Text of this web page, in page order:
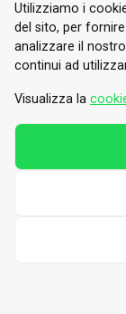
Utilizziamo i
del sito, per
analizzare il
continui ad
Visualizza la